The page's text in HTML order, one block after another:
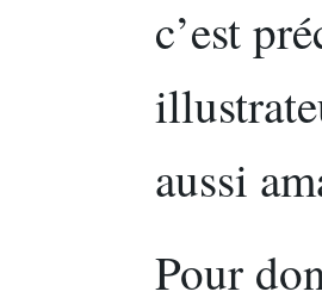
c’est
aussi
Pour